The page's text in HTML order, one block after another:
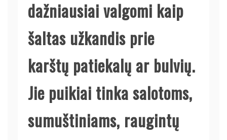
dažniausiai valgomi kaip
šaltas užkandis prie
karštų patiekalų ar bulvių.
Jie puikiai tinka salotoms,
sumuštiniams, raugintų